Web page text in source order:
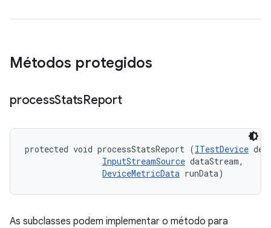
Métodos protegidos
processStatsReport
protected void processStatsReport (ITestDevice
InputStreamSource dataStream,
DeviceMetricData runData)
As subclasses podem implementar o método para